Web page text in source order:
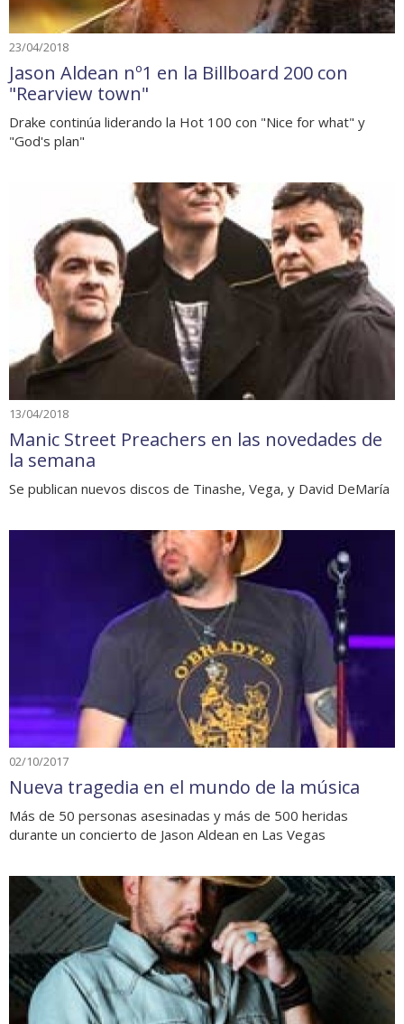
23/04/2018
Jason Aldean nº1 en la Billboard 200 con
"Rearview town"
Drake continúa liderando la Hot 100 con "Nice for what" y
"God's plan"
13/04/2018
Manic Street Preachers en las novedades de
la semana
Se publican nuevos discos de Tinashe, Vega, y David DeMaría
02/10/2017
Nueva tragedia en el mundo de la música
Más de 50 personas asesinadas y más de 500 heridas
durante un concierto de Jason Aldean en Las Vegas